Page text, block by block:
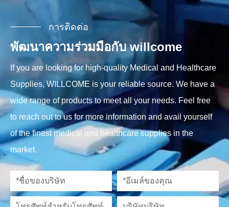
การติดต่อ
พัฒนาความร่วมมือกับ willcome
If you are looking for high-quality Medical and Healthcare
Supplies, WILLCOME is your reliable source. We have a
wide range of products to meet all your needs. Feel free
to reach out to us for more information and avail yourself
of the finest medical and healthcare supplies in the
market.